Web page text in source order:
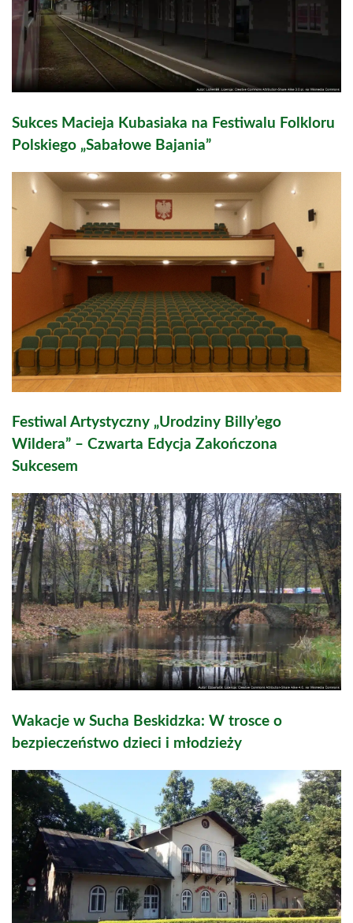
Sukces Macieja Kubasiaka na Festiwalu Folkloru
Polskiego „Sabałowe Bajania”
Festiwal Artystyczny „Urodziny Billy’ego
Wildera” – Czwarta Edycja Zakończona
Sukcesem
Wakacje w Sucha Beskidzka: W trosce o
bezpieczeństwo dzieci i młodzieży